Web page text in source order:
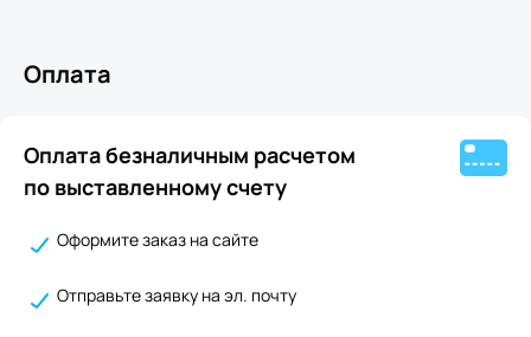
Оплата
Оплата безналичным расчетом
по выставленному счету
Оформите заказ на сайте
Отправьте заявку на эл. почту